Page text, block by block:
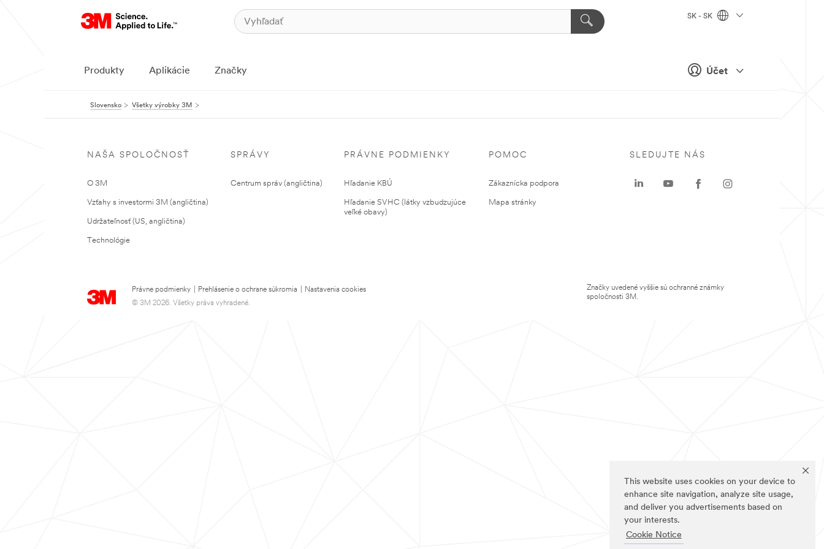
This website uses cookies on your device to
enhance site navigation, analyze site usage,
and deliver you advertisements based on
your interests.
Cookie Notice
Účet
SK - SK
Produkty Aplikácie Značky
Slovensko Všetky výrobky 3M
NAŠA SPOLOČNOSŤ
O 3M
Vzťahy s investormi 3M (angličtina)
Udržateľnosť (US, angličtina)
Technológie
SPRÁVY
Centrum správ (angličtina)
PRÁVNE PODMIENKY
Hľadanie KBÚ
Hľadanie SVHC (látky vzbudzujúce
veľké obavy)
POMOC
Zákaznícka podpora
Mapa stránky
Právne podmienky Prehlásenie o ochrane súkromia
Nastavenia cookies
© 3M 2026. Všetky práva vyhradené.
SLEDUJTE NÁS
Značky uvedené vyššie sú ochranné známky
spoločnosti 3M.